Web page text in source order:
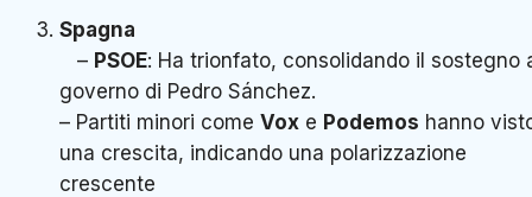
Spagna
– PSOE: Ha trionfato, consolidando il sostegno
governo di Pedro Sánchez.
– Partiti minori come Vox e Podemos hanno
una crescita, indicando una polarizzazione
crescente